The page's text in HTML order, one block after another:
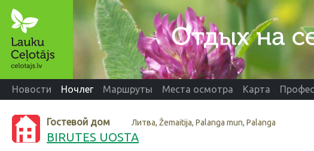
Новости Ночлег Маршруты Места осмотра Карта
Гостевой дом Литва, Žemaitija, Palanga mun, Palanga
BIRUTES UOSTA